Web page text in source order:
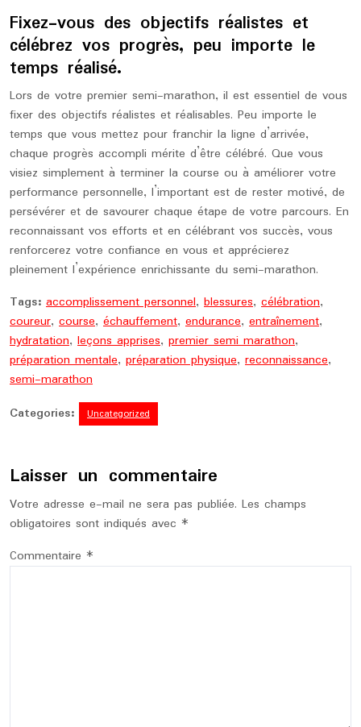
Fixez-vous des objectifs réalistes et
célébrez vos progrès, peu importe le
temps réalisé.
Lors de votre premier semi-marathon, il est essentiel de vous
fixer des objectifs réalistes et réalisables. Peu importe le
temps que vous mettez pour franchir la ligne d’arrivée,
chaque progrès accompli mérite d’être célébré. Que vous
visiez simplement à terminer la course ou à améliorer votre
performance personnelle, l’important est de rester motivé, de
persévérer et de savourer chaque étape de votre parcours. En
reconnaissant vos efforts et en célébrant vos succès, vous
renforcerez votre confiance en vous et apprécierez
pleinement l’expérience enrichissante du semi-marathon.
Tags: accomplissement personnel, blessures, célébration,
coureur, course, échauffement, endurance, entraînement,
hydratation, leçons apprises, premier semi marathon,
préparation mentale, préparation physique, reconnaissance,
semi-marathon
Categories:
Uncategorized
Laisser un commentaire
Votre adresse e-mail ne sera pas publiée. Les champs
obligatoires sont indiqués avec *
Commentaire *